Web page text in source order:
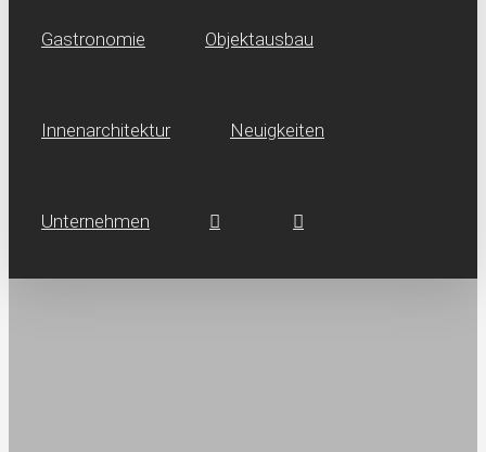
Gastronomie Objektausbau
Innen­architektur Neuig­keiten
Unternehmen